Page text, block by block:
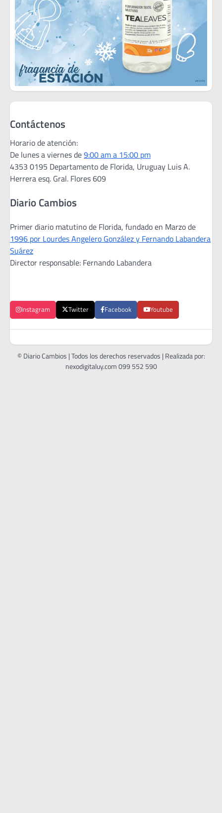
Contáctenos
Horario de atención:
De lunes a viernes de9:00 am a 15:00 pm
4353 0195 Departamento de Florida, Uruguay Luis A.
Herrera esq. Gral. Flores 609
Diario Cambios
Primer diario matutino de Florida, fundado en Marzo de
1996 por Lourdes Angelero González y Fernando Labandera
Suárez
Director responsable: Fernando Labandera
Instagram Twitter Facebook Youtube